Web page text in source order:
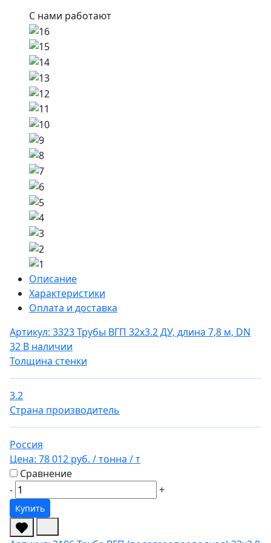
С нами работают
Описание
Характеристики
Оплата и доставка
Артикул: 3323Трубы ВГП 32х3.2 ДУ, длина 7,8 м, DN
32 В наличии
Толщина стенки
3.2
Страна производитель
Россия
Цена: 78 012 руб. / тонна / т
Сравнение
-
+
Купить